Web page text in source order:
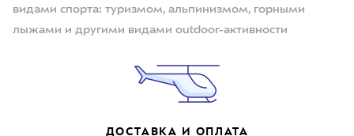
видами спорта: туризмом, альпинизмом, горными
лыжами и другими видами outdoor-активности
ДОСТАВКА И ОПЛАТА